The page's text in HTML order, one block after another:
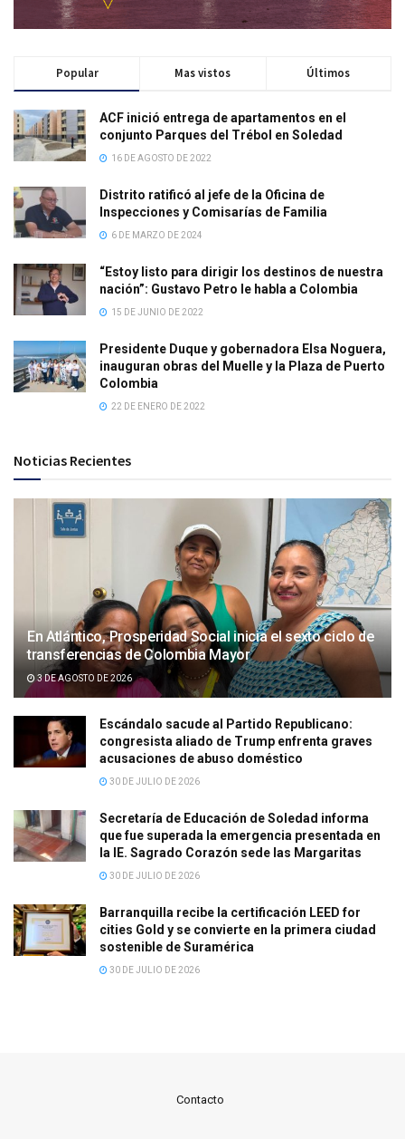
Popular Mas vistos Últimos
ACF inició entrega de apartamentos en el
conjunto Parques del Trébol en Soledad
16 DE AGOSTO DE 2022
Distrito ratificó al jefe de la Oficina de
Inspecciones y Comisarías de Familia
6 DE MARZO DE 2024
“Estoy listo para dirigir los destinos de nuestra
nación”: Gustavo Petro le habla a Colombia
15 DE JUNIO DE 2022
Presidente Duque y gobernadora Elsa Noguera,
inauguran obras del Muelle y la Plaza de Puerto
Colombia
22 DE ENERO DE 2022
Noticias Recientes
En Atlántico, Prosperidad Social inicia el sexto ciclo de
transferencias de Colombia Mayor
3 DE AGOSTO DE 2026
Escándalo sacude al Partido Republicano:
congresista aliado de Trump enfrenta graves
acusaciones de abuso doméstico
30 DE JULIO DE 2026
Secretaría de Educación de Soledad informa
que fue superada la emergencia presentada en
la IE. Sagrado Corazón sede las Margaritas
30 DE JULIO DE 2026
Barranquilla recibe la certificación LEED for
cities Gold y se convierte en la primera ciudad
sostenible de Suramérica
30 DE JULIO DE 2026
Contacto